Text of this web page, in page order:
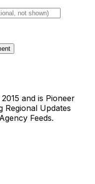
and is Pioneer
Regional Updates
Feeds.